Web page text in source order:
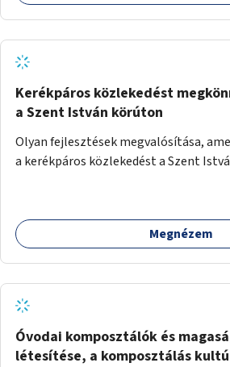
Kerékpáros közlekedést
a Szent István körúton
Olyan fejlesztések megvalósítása,
a kerékpáros közlekedést a Szent
Megnézem
Óvodai komposztálók és
létesítése, a komposztálás